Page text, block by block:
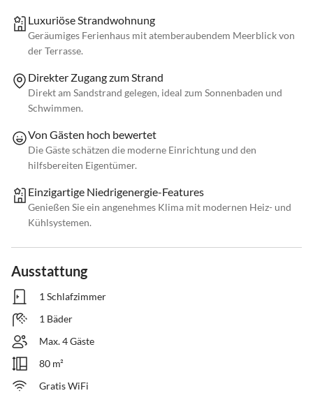
Luxuriöse Strandwohnung
Geräumiges Ferienhaus mit atemberaubendem Meerblick von
der Terrasse.
Direkter Zugang zum Strand
Direkt am Sandstrand gelegen, ideal zum Sonnenbaden und
Schwimmen.
Von Gästen hoch bewertet
Die Gäste schätzen die moderne Einrichtung und den
hilfsbereiten Eigentümer.
Einzigartige Niedrigenergie-Features
Genießen Sie ein angenehmes Klima mit modernen Heiz- und
Kühlsystemen.
Ausstattung
1 Schlafzimmer
1 Bäder
Max. 4 Gäste
80 m²
Gratis WiFi